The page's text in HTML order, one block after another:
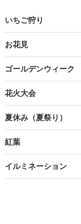
いちご狩り
お花見
ゴールデンウィーク
花火大会
夏休み（夏祭り）
紅葉
イルミネーション